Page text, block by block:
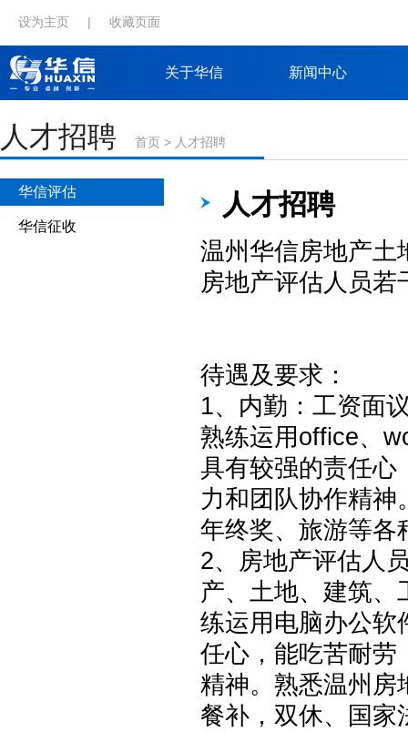
设为主页 | 收藏页面
关于华信 新闻中心
人才招聘 首页 > 人才招聘
华信评估
华信征收
人才招聘
温州华信房地产土
房地产评估人员若
待遇及要求：
1、内勤：工资面
熟练运用office、
具有较强的责任心
力和团队协作精神
年终奖、旅游等各
2、房地产评估人
产、土地、建筑、
练运用电脑办公软
任心，能吃苦耐劳
精神。熟悉温州房
餐补，双休、国家